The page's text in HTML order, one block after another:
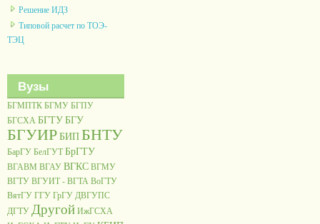
Решение ИДЗ
Типовой расчет по ТОЭ-
ТЭЦ
Вузы
БГМПТК БГМУ БГПУ
БГСХА БГТУБГУ
БГУИРБИПБНТУ
БарГУ БелГУТ БрГТУ
ВГАВМ ВГАУ ВГКС ВГМУ
ВГТУ ВГУИТ - ВГТА ВоГТУ
ВятГУ ГГУ ГрГУ ДВГУПС
ДГТУ Другой ИжГСХА